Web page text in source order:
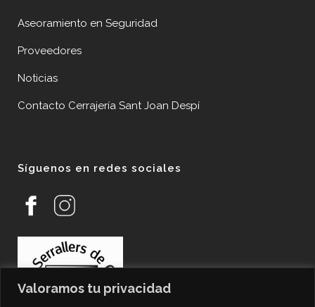
Valoramos tu privacidad
Aseoramiento en Seguridad
Proveedores
Noticias
Contacto Cerrajería Sant Joan Despí
Síguenos en redes sociales